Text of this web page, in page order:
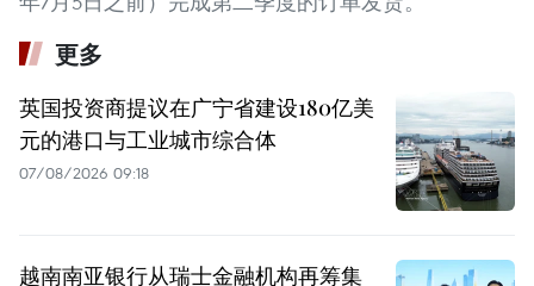
更多
英国投资商提议在广宁省建设180亿美
元的港口与工业城市综合体
07/08/2026 09:18
越南南亚银行从瑞士金融机构再筹集